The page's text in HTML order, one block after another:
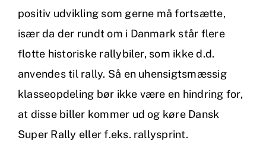
positiv udvikling som gerne må fortsætte,
især da der rundt om i Danmark står flere
flotte historiske rallybiler, som ikke d.d.
anvendes til rally. Så en uhensigtsmæssig
klasseopdeling bør ikke være en hindring for,
at disse biller kommer ud og køre Dansk
Super Rally eller f.eks. rallysprint.